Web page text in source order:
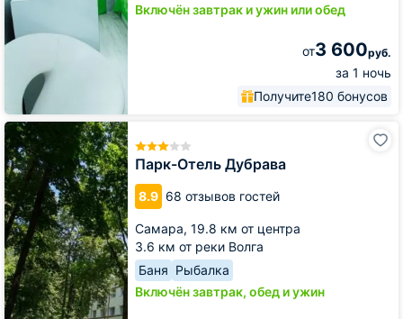
Включён завтрак и ужин или обед
от3 600руб.
за 1 ночь
Получите180 бонусов
Парк-Отель Дубрава
8.9 68 отзывов гостей
Самара, 19.8 км от центра
3.6 км от реки Волга
Баня Рыбалка
Включён завтрак, обед и ужин
Парк-
Отель
Дубрава